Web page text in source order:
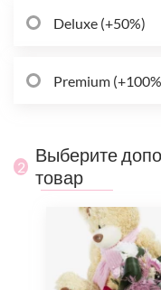
Deluxe (+50%)
Premium
2
Выберите
товар